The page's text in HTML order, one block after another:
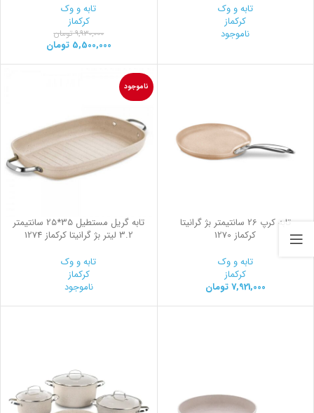
تابه و وک
کرکماز
ناموجود
تابه و وک
کرکماز
9,930,000 تومان
5,500,000 تومان
تابه کرپ 26 سانتیمتر بژ گرانیتا
کرکماز 1270
تابه و وک
کرکماز
7,921,000 تومان
ناموجود
تابه گریل مستطیل 35*25 سانتیمتر
3.2 لیتر بژ گرانیتا کرکماز 1274
تابه و وک
کرکماز
ناموجود